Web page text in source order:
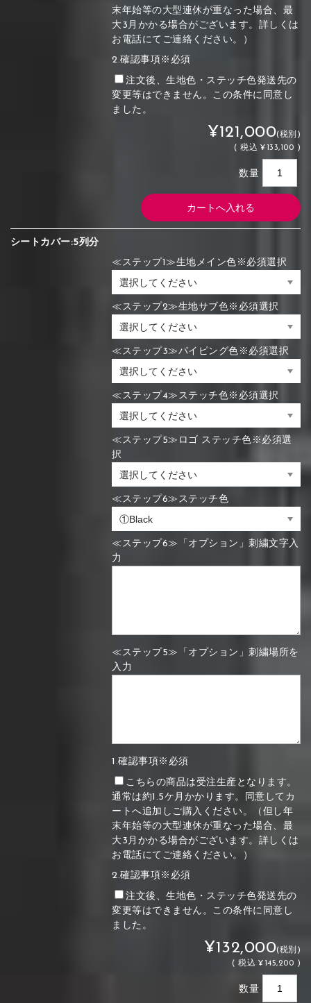
末年始等の大型連休が重なった場合、最
大3月かかる場合がございます。詳しくは
お電話にてご連絡ください。）
2.確認事項※必須
注文後、生地色・ステッチ色発送先の
変更等はできません。この条件に同意し
ました。
¥121,000(税別)
(税込 ¥133,100 )
数量
シートカバー:5列分
≪ステップ1≫生地メイン色※必須選択
≪ステップ2≫生地サブ色※必須選択
≪ステップ3≫パイピング色※必須選択
≪ステップ4≫ステッチ色※必須選択
≪ステップ5≫ロゴ ステッチ色※必須選
択
≪ステップ6≫ステッチ色
≪ステップ6≫「オプション」刺繍文字入
力
≪ステップ5≫「オプション」刺繍場所を
入力
1.確認事項※必須
こちらの商品は受注生産となります。
通常は約1.5ケ月かかります。同意してカ
ートへ追加しご購入ください。（但し年
末年始等の大型連休が重なった場合、最
大3月かかる場合がございます。詳しくは
お電話にてご連絡ください。）
2.確認事項※必須
注文後、生地色・ステッチ色発送先の
変更等はできません。この条件に同意し
ました。
¥132,000(税別)
(税込 ¥145,200 )
数量